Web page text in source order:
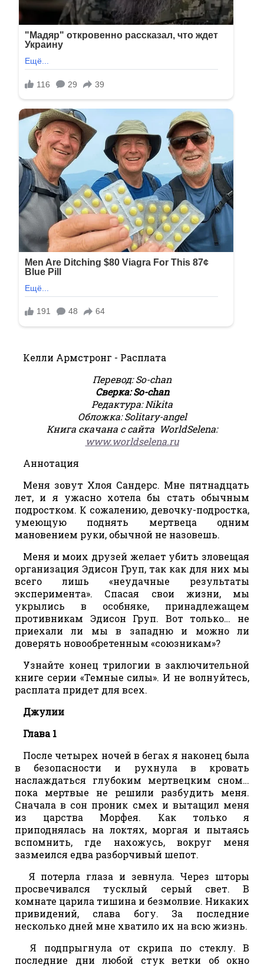
Келли Армстронг - Расплата
Перевод: So-chan
Сверка: So-chan
Редактура: Nikita
Обложка: Solitary-angel
Книга скачана с сайта WorldSelena:
www.worldselena.ru
Аннотация
Меня зовут Хлоя Сандерс. Мне пятнадцать
лет, и я ужасно хотела бы стать обычным
подростком. К сожалению, девочку-подростка,
умеющую поднять мертвеца одним
мановением руки, обычной не назовешь.
Меня и моих друзей желает убить зловещая
организация Эдисон Груп, так как для них мы
всего лишь «неудачные результаты
эксперимента». Спасая свои жизни, мы
укрылись в особняке, принадлежащем
противникам Эдисон Груп. Вот только… не
приехали ли мы в западню и можно ли
доверять новообретенным «союзникам»?
Узнайте конец трилогии в заключительной
книге серии «Темные силы». И не волнуйтесь,
расплата придет для всех.
Джулии
Глава 1
После четырех ночей в бегах я наконец была
в безопасности и рухнула в кровать
наслаждаться глубоким мертвецким сном…
пока мертвые не решили разбудить меня.
Сначала в сон проник смех и вытащил меня
из царства Морфея. Как только я
приподнялась на локтях, моргая и пытаясь
вспомнить, где нахожусь, вокруг меня
зазмеился едва разборчивый шепот.
Я потерла глаза и зевнула. Через шторы
просвечивался тусклый серый свет. В
комнате царила тишина и безмолвие. Никаких
привидений, слава богу. За последние
несколько дней мне хватило их на всю жизнь.
Я подпрыгнула от скрипа по стеклу. В
последние дни любой стук ветки об окно